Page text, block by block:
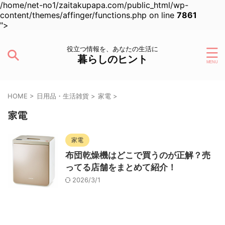
/home/net-no1/zaitakupapa.com/public_html/wp-
content/themes/affinger/functions.php on line 7861
">
役立つ情報を、あなたの生活に
暮らしのヒント
HOME > 日用品・生活雑貨 > 家電 >
家電
家電
布団乾燥機はどこで買うのが正解？売
ってる店舗をまとめて紹介！
2026/3/1